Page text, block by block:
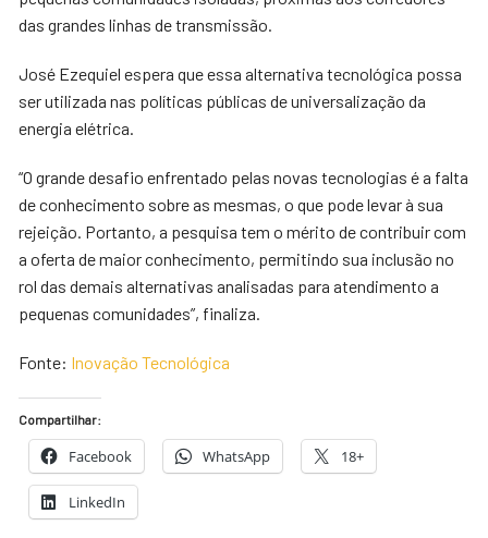
das grandes linhas de transmissão.
José Ezequiel espera que essa alternativa tecnológica possa
ser utilizada nas políticas públicas de universalização da
energia elétrica.
“O grande desafio enfrentado pelas novas tecnologias é a falta
de conhecimento sobre as mesmas, o que pode levar à sua
rejeição. Portanto, a pesquisa tem o mérito de contribuir com
a oferta de maior conhecimento, permitindo sua inclusão no
rol das demais alternativas analisadas para atendimento a
pequenas comunidades”, finaliza.
Fonte: Inovação Tecnológica
Compartilhar:
Facebook WhatsApp 18+
LinkedIn